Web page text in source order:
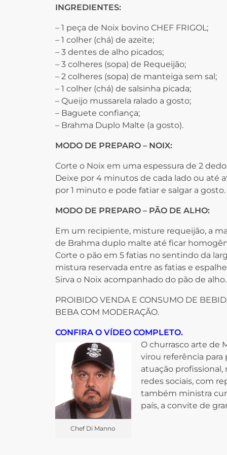
INGREDIENTES:
– 1 peça de Noix bovino CHEF FRIGOL;
– 1 colher (chá) de azeite;
– 3 dentes de alho picados;
– 3 colheres (sopa) de Requeijão;
– 2 colheres (sopa) de manteiga sem sal;
– 1 colher (chá) de salsinha picada;
– Queijo mussarela ralado a gosto;
– Baguete confiança;
– Brahma Duplo Malte (a gosto).
MODO DE PREPARO – NOIX:
Corte o Noix em uma espessura de 2
Deixe por 4 minutos de cada lado ou até
por 1 minuto e pode fatiar e salgar a gosto.
MODO DE PREPARO – PÃO DE ALHO:
Em um recipiente, misture requeijão, a
de Brahma duplo malte até ficar
Corte o pão em 5 fatias no sentindo da
mistura reservada entre as fatias e
Sirva o Noix acompanhado do pão de
PROIBIDO VENDA E CONSUMO DE
BEBA COM MODERAÇÃO.
CONFIRA O VÍDEO COMPLETO.
Chef Di Manno
O churrasco arte de
virou referência para
atuação profissional,
redes sociais, com
também ministra
país, a convite de